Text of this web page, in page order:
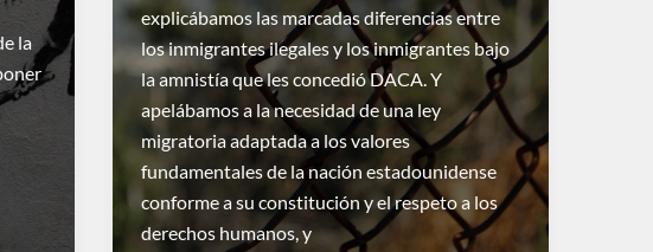
la
explicábamos las marcadas diferencias entre
los inmigrantes ilegales y los inmigrantes bajo
la amnistía que les concedió DACA. Y
apelábamos a la necesidad de una ley
migratoria adaptada a los valores
fundamentales de la nación estadounidense
conforme a su constitución y el respeto a los
derechos humanos, y